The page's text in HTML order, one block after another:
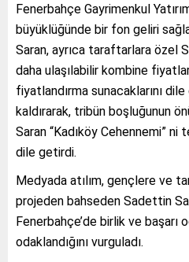
Fenerbahçe Gayrimenkul
büyüklüğünde bir fon geliri
Saran, ayrıca taraftarlara özel
daha ulaşılabilir kombine
fiyatlandırma sunacaklarını
kaldırarak, tribün boşluğunun
Saran “Kadıköy Cehennemi” ni
dile getirdi.
Medyada atılım, gençlere ve
projeden bahseden Sadettin
Fenerbahçe’de birlik ve başarı
odaklandığını vurguladı.